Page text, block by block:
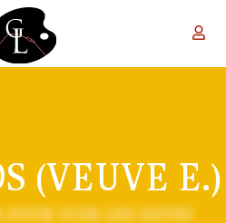
(VEUVE E.)
POUR VOIR LES DATES